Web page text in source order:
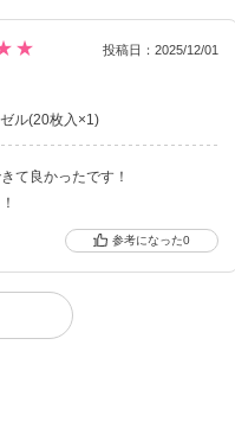
投稿日：2025/12/01
ル(20枚入×1)
て良かったです！
0
クーポン詳細